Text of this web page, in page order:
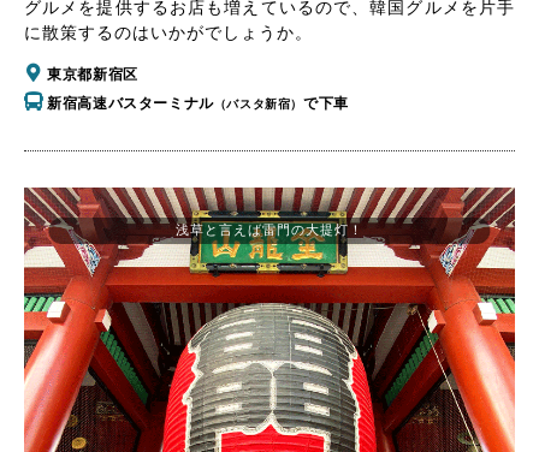
グルメを提供するお店も増えているので、韓国グルメを片手
に散策するのはいかがでしょうか。
東京都新宿区
新宿高速バスターミナル（バスタ新宿） で下車
浅草と言えば雷門の大提灯！